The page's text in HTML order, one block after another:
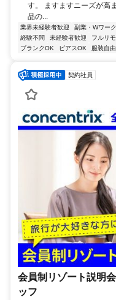
す。 ますますニーズが高
品の...
業界未経験者歓迎 副業・Wワー
経験不問
未経験者歓迎 フルリ
ブランクOK
ピアスOK 服装自由
契約社員
会員制リゾート説明
ッフ